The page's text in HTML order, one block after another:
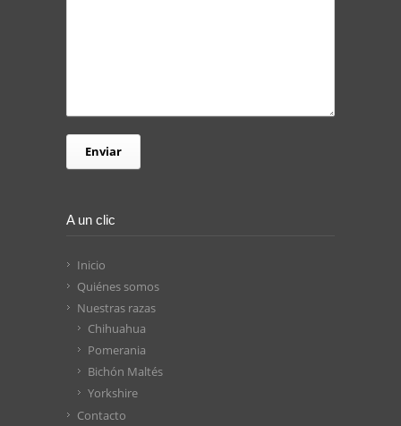
A un clic
Inicio
Quiénes somos
Nuestras razas
Chihuahua
Pomerania
Bichón Maltés
Yorkshire
Contacto